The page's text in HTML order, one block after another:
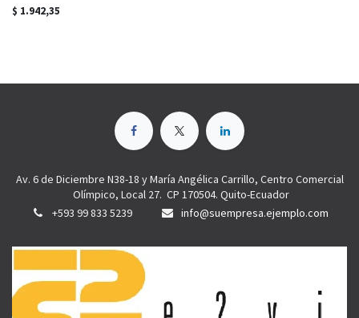
$ 1.942,35
Av. 6 de Diciembre N38-18 y María Angélica Carrillo, Centro Comercial
Olímpico, Local 27. CP 170504. Quito-Ecuador
+593 99 833 5239
info@suempresa.ejemplo.com